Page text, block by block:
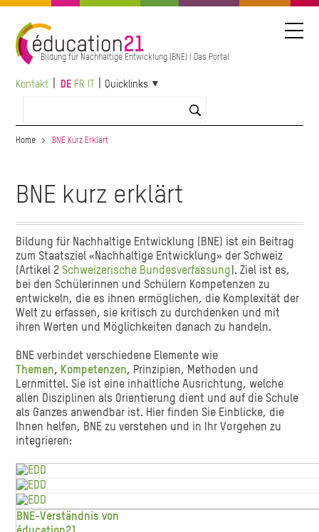
Direkt
Inhalt
Bildung für Nachhaltige Entwicklung (BNE) | Das Portal
Kontakt DE FR Quicklinks
Home BNE Kurz Erklärt
BNE kurz erklärt
Bildung für Nachhaltige Entwicklung (BNE) ist ein Beitrag
zum Staatsziel «Nachhaltige Entwicklung» der Schweiz
(Artikel 2 Schweizerische Bundesverfassung). Ziel ist es,
bei den Schülerinnen und Schülern Kompetenzen zu
entwickeln, die es ihnen ermöglichen, die Komplexität der
Welt zu erfassen, sie kritisch zu durchdenken und mit
ihren Werten und Möglichkeiten danach zu handeln.
BNE verbindet verschiedene Elemente wie
Themen, Kompetenzen, Prinzipien, Methoden und
Lernmittel. Sie ist eine inhaltliche Ausrichtung, welche
allen Disziplinen als Orientierung dient und auf die Schule
als Ganzes anwendbar ist. Hier finden Sie Einblicke, die
Ihnen helfen, BNE zu verstehen und in Ihr Vorgehen zu
integrieren:
BNE-Verständnis von